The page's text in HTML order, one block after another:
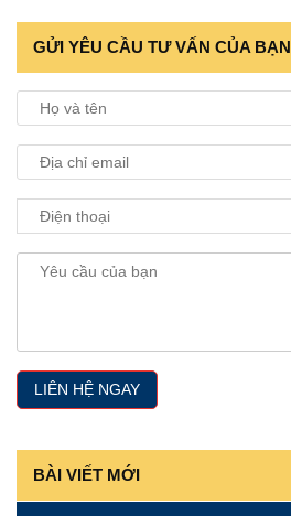
GỬI YÊU CẦU TƯ VẤN CỦA BẠN
BÀI VIẾT MỚI